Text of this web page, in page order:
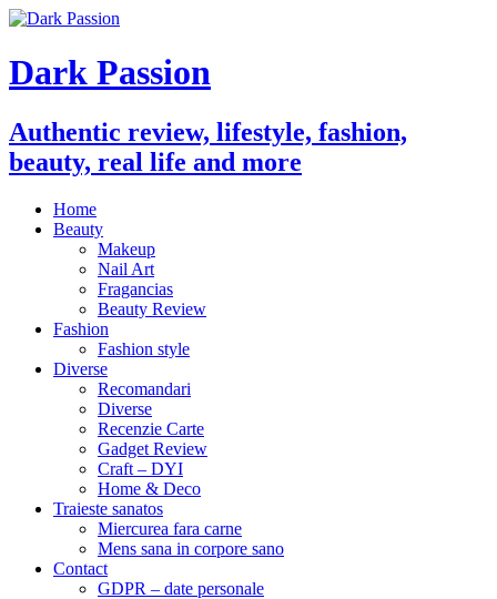
Dark Passion
Authentic review, lifestyle, fashion,
beauty, real life and more
Home
Beauty
Makeup
Nail Art
Fragancias
Beauty Review
Fashion
Fashion style
Diverse
Recomandari
Diverse
Recenzie Carte
Gadget Review
Craft – DYI
Home & Deco
Traieste sanatos
Miercurea fara carne
Mens sana in corpore sano
Contact
GDPR – date personale